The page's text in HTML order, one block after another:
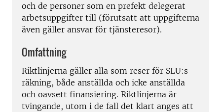
och de personer som en prefekt delegerat
arbetsuppgifter till (förutsatt att uppgifterna
även gäller ansvar för tjänsteresor).
Omfattning
Riktlinjerna gäller alla som reser för SLU:s
räkning, både anställda och icke anställda
och oavsett finansiering. Riktlinjerna är
tvingande, utom i de fall det klart anges att